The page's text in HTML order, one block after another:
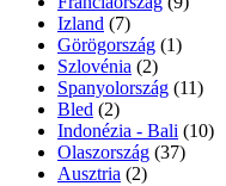
Izland (7)
Görögország (1)
Szlovénia (2)
Spanyolország (11)
Bled (2)
Indonézia - Bali (10)
Olaszország (37)
Ausztria (2)